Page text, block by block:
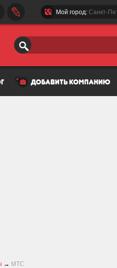
Мой город: Санкт-
добавить компанию
→ МТС